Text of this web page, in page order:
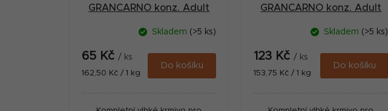
GRANCARNO konz. Adult
Skladem (>5 ks)
65 Kč / ks
Měrná
162,50 Kč / 1 kg
Do košíku
GRANCARNO konz. Adult
Skladem (>5 ks)
123 Kč / ks
Měrná
153,75 Kč / 1 kg
Do košíku